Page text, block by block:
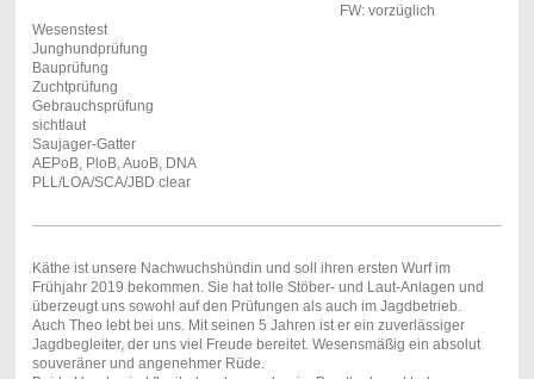
FW: vorzüglich
Wesenstest
Junghundprüfung
Bauprüfung
Zuchtprüfung
Gebrauchsprüfung
sichtlaut
Saujager-Gatter
AEPoB, PloB, AuoB, DNA
PLL/LOA/SCA/JBD clear
Käthe ist unsere Nachwuchshündin und soll ihren ersten Wurf im
Frühjahr 2019 bekommen. Sie hat tolle Stöber- und Laut-Anlagen und
überzeugt uns sowohl auf den Prüfungen als auch im Jagdbetrieb.
Auch Theo lebt bei uns. Mit seinen 5 Jahren ist er ein zuverlässiger
Jagdbegleiter, der uns viel Freude bereitet. Wesensmäßig ein absolut
souveräner und angenehmer Rüde.